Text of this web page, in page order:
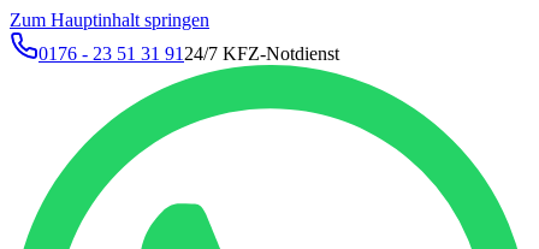
Zum Hauptinhalt springen
0176 - 23 51 31 91 24/7 KFZ-Notdienst